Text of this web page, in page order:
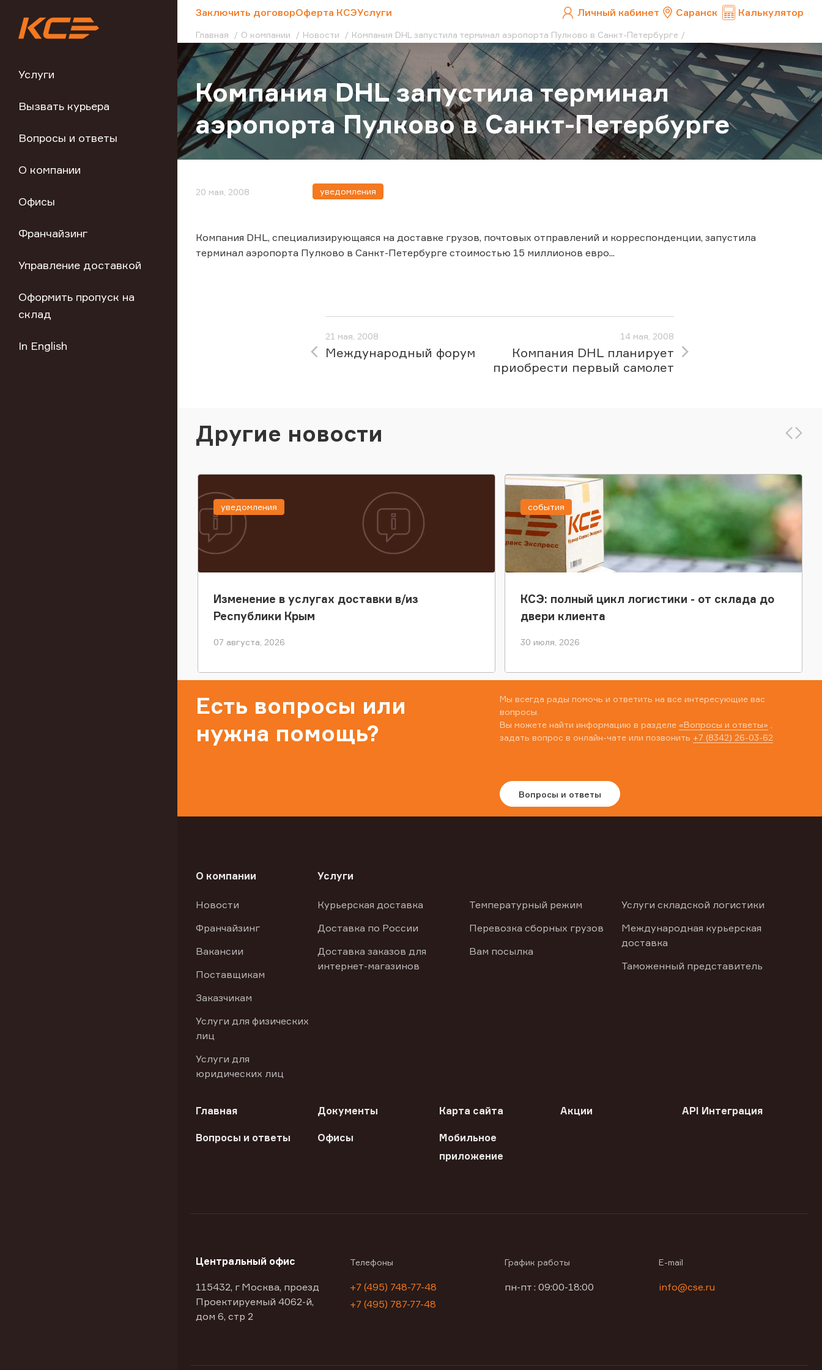
Услуги
Вызвать курьера
Вопросы и ответы
О компании
Офисы
Франчайзинг
Управление доставкой
Оформить пропуск на
склад
In English
Заключить договорОферта КСЭУслуги Личный кабинет Саранск Калькулятор
Главная О компании Новости Компания DHL запустила терминал аэропорта Пулково в Санкт-Петербурге
Компания DHL запустила терминал
аэропорта Пулково в Санкт-Петербурге
20 мая, 2008 уведомления
Компания DHL, специализирующаяся на доставке грузов, почтовых отправлений и корреспонденции, запустила
терминал аэропорта Пулково в Санкт-Петербурге стоимостью 15 миллионов евро...
21 мая, 2008
Международный форум
14 мая, 2008
Компания DHL планирует
приобрести первый самолет
Другие новости
Изменение в услугах доставки в/из
Республики Крым
07 августа, 2026
уведомления
КСЭ: полный цикл логистики - от склада до
двери клиента
30 июля, 2026
события
Есть вопросы или
нужна помощь?
Мы всегда рады помочь и ответить на все интересующие вас
вопросы.
Вы можете найти информацию в разделе «Вопросы и ответы»
задать вопрос в онлайн-чате или позвонить +7 (8342) 26-03-62
Вопросы и ответы
О компании
Новости
Франчайзинг
Вакансии
Поставщикам
Заказчикам
Услуги для физических
лиц
Услуги для
юридических лиц
Услуги
Курьерская доставка
Доставка по России
Доставка заказов для
интернет-магазинов
Температурный режим
Перевозка сборных грузов
Вам посылка
Услуги складской логистики
Международная курьерская
доставка
Таможенный представитель
Главная Документы Карта сайта Акции API Интеграция
Вопросы и ответы Офисы
Мобильное
приложение
Центральный офис
115432, г Москва, проезд
Проектируемый 4062-й,
дом 6, стр 2
Телефоны
+7 (495) 748-77-48
+7 (495) 787-77-48
График работы
пн-пт : 09:00-18:00
E-mail
info@cse.ru